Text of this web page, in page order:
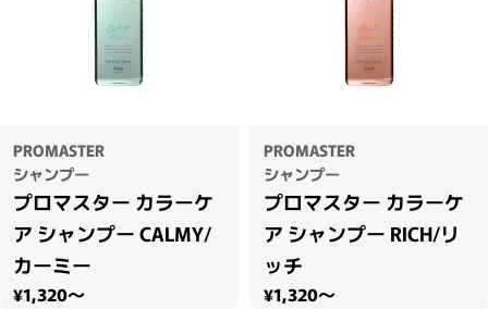
PROMASTER
シャンプー
プロマスター カラーケ
ア シャンプー CALMY/
カーミー
通常価格
¥1,320～
PROMASTER
シャンプー
プロマスター カラーケ
ア シャンプー RICH/リ
ッチ
通常価格
¥1,320～